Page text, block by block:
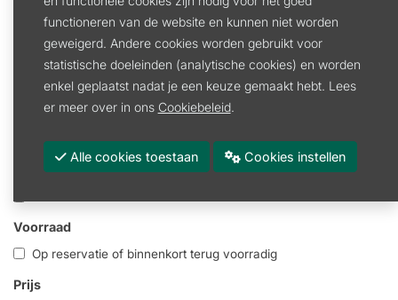
Filter
Verhuur
Kniklader
Promoties
Merk
Voorraad
Op reservatie of binnenkort terug voorradig
Prijs
functioneren van de website en kunnen niet worden
geweigerd. Andere cookies worden gebruikt voor
statistische doeleinden (analytische cookies) en worden
enkel geplaatst nadat je een keuze gemaakt hebt. Lees
er meer over in ons Cookiebeleid.
Alle cookies toestaan Cookies instellen